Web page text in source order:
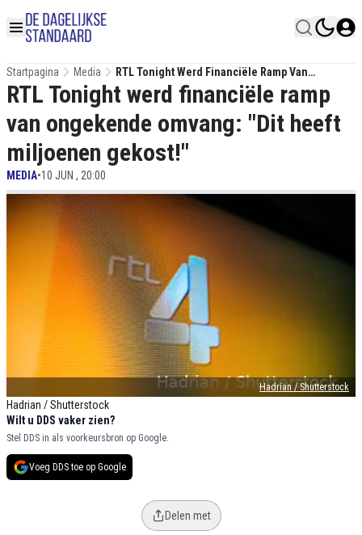
Startpagina Media
RTL Tonight Werd Financiële Ramp Van
Ongekende Omvang: "Dit Heeft Miljoenen
Gekost!"
Hadrian / Shutterstock
Hadrian / Shutterstock
RTL Tonight werd financiële ramp
van ongekende omvang: "Dit heeft
miljoenen gekost!"
MEDIA•10 JUN , 20:00
Wilt u DDS vaker zien?
Stel DDS in als voorkeursbron op Google.
Voeg DDS toe op Google
Delen met